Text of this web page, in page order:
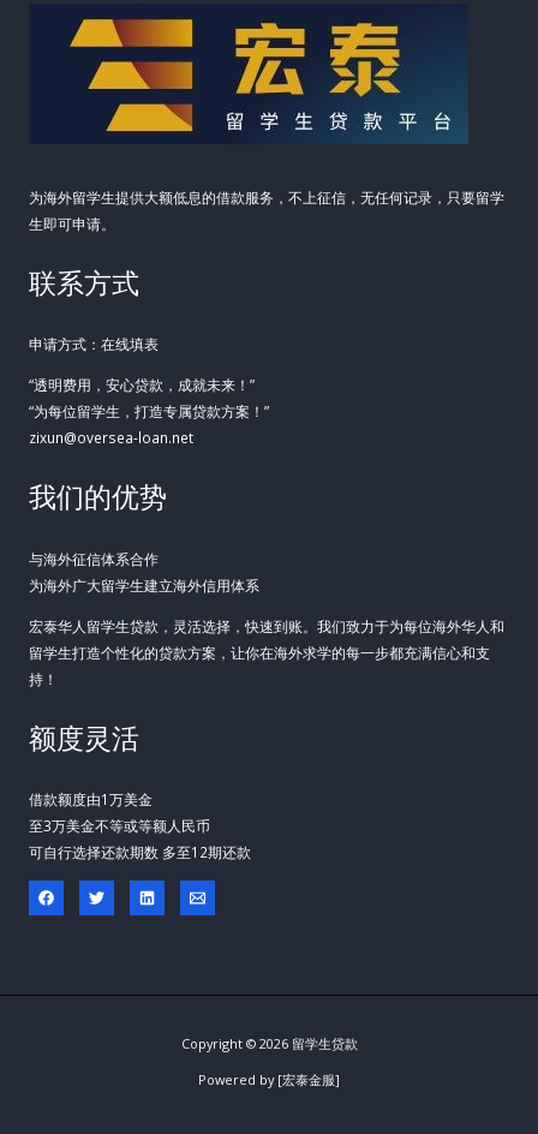
为海外留学生提供大额低息的借款服务，不上征信，无任何记录，只要留学
生即可申请。
联系方式
申请方式：在线填表
“透明费用，安心贷款，成就未来！”
“为每位留学生，打造专属贷款方案！”
zixun@oversea-loan.net
我们的优势
与海外征信体系合作
为海外广大留学生建立海外信用体系
宏泰华人留学生贷款，灵活选择，快速到账。我们致力于为每位海外华人和
留学生打造个性化的贷款方案，让你在海外求学的每一步都充满信心和支
持！
额度灵活
借款额度由1万美金
至3万美金不等或等额人民币
可自行选择还款期数 多至12期还款
Copyright © 2026 留学生贷款
Powered by [宏泰金服]